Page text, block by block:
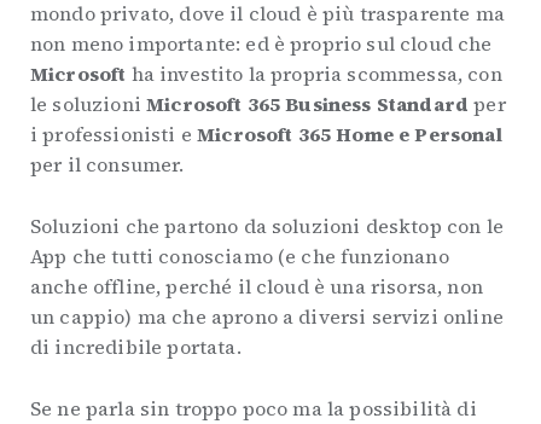
mondo privato, dove il cloud è più trasparente ma
non meno importante: ed è proprio sul cloud che
Microsoft ha investito la propria scommessa, con
le soluzioniMicrosoft 365 Business Standard per
i professionisti eMicrosoft 365 Home e Personal
per il consumer.
Soluzioni che partono da soluzioni desktop con le
App che tutti conosciamo (e che funzionano
anche offline, perché il cloud è una risorsa, non
un cappio) ma che aprono a diversi servizi online
di incredibile portata.
Se ne parla sin troppo poco ma la possibilità di